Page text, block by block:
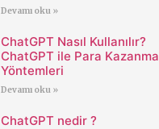
Devamı oku »
ChatGPT Nasıl Kullanılır?
ChatGPT ile Para Kazanma
Yöntemleri
Devamı oku »
ChatGPT nedir ?